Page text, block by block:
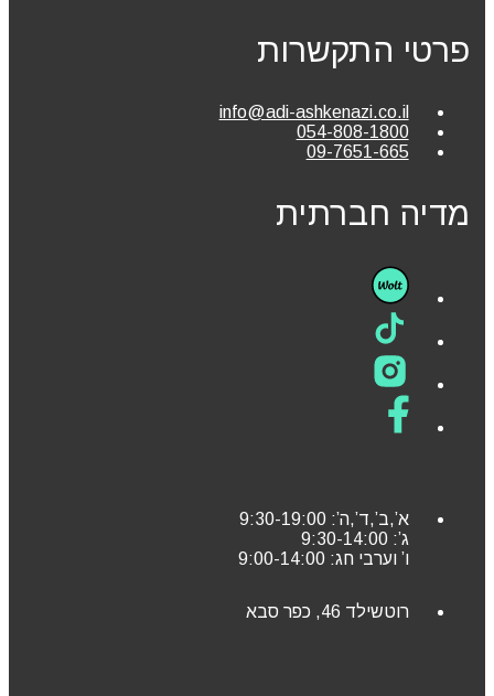
פרטי התקשרות
info@adi-ashkenazi.co.il
054-808-1800
09-7651-665
מדיה חברתית
א’,ב’,ד’,ה’: 9:30-19:00
ג’: 9:30-14:00
ו’ וערבי חג: 9:00-14:00
רוטשילד 46, כפר סבא